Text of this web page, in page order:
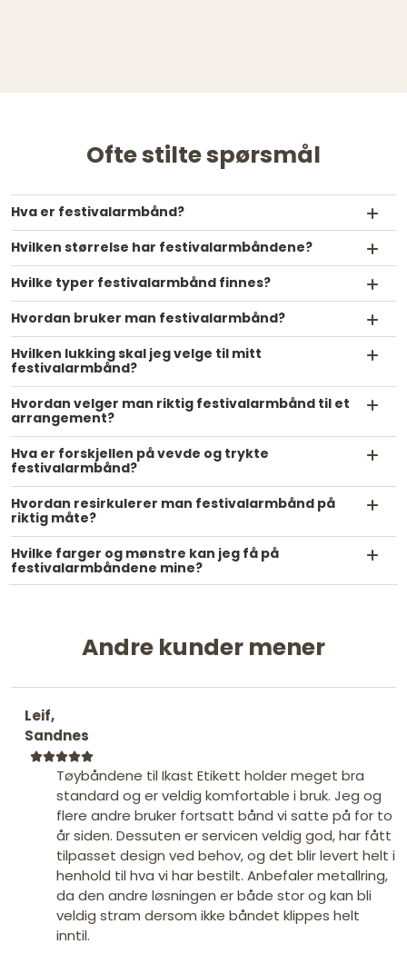
Ofte stilte spørsmål
Hva er festivalarmbånd?
Hvilken størrelse har festivalarmbåndene?
Hvilke typer festivalarmbånd finnes?
Hvordan bruker man festivalarmbånd?
Hvilken lukking skal jeg velge til mitt
festivalarmbånd?
Hvordan velger man riktig festivalarmbånd til et
arrangement?
Hva er forskjellen på vevde og trykte
festivalarmbånd?
Hvordan resirkulerer man festivalarmbånd på
riktig måte?
Hvilke farger og mønstre kan jeg få på
festivalarmbåndene mine?
Andre kunder mener
Leif,
Sandnes
Tøybåndene til Ikast Etikett holder meget bra
standard og er veldig komfortable i bruk. Jeg og
flere andre bruker fortsatt bånd vi satte på for to
år siden. Dessuten er servicen veldig god, har fått
tilpasset design ved behov, og det blir levert helt i
henhold til hva vi har bestilt. Anbefaler metallring,
da den andre løsningen er både stor og kan bli
veldig stram dersom ikke båndet klippes helt
inntil.